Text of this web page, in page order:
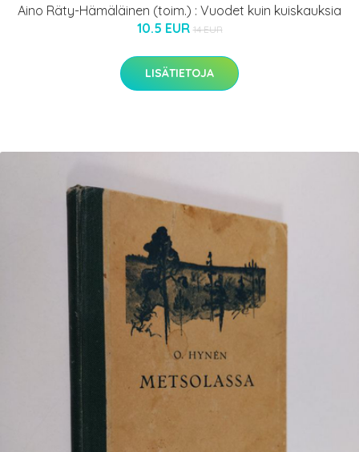
Aino Räty-Hämäläinen (toim.) : Vuodet kuin kuiskauksia
10.5 EUR 14 EUR
LISÄTIETOJA